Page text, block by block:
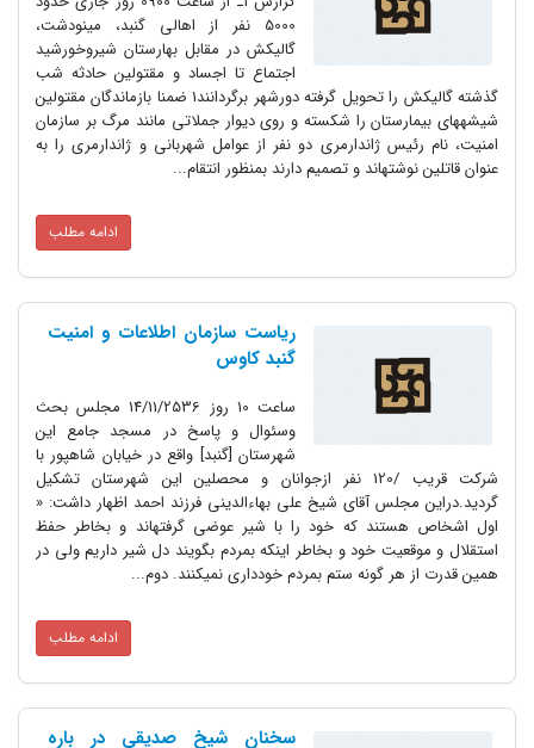
5000 نفر از اهالى گنبد، مینودشت،
گالیکش در مقابل بهارستان شیروخورشید
اجتماع تا اجساد و مقتولین حادثه شب
گذشته گالیکش را تحویل گرفته دورشهر برگردانند1 ضمنا بازماندگان مقتولین
شیشه‏هاى بیمارستان را شکسته و روى دیوار جملاتى مانند مرگ بر سازمان
امنیت، نام رئیس ژاندارمرى دو نفر از عوامل شهربانى و ژاندارمرى را به
عنوان قاتلین نوشته‏اند و تصمیم دارند بمنظور انتقام...
ادامه مطلب
ریاست سازمان اطلاعات و امنیت
گنبد کاوس
ساعت 10 روز 14/11/2536 مجلس بحث
وسئوال و پاسخ در مسجد جامع این
شهرستان [گنبد] واقع در خیابان شاهپور با
شرکت قریب /120 نفر ازجوانان و محصلین این شهرستان تشکیل
گردید.دراین مجلس آقاى شیخ على بهاءالدینى فرزند احمد اظهار داشت: «
اول اشخاص هستند که خود را با شیر عوضى گرفته‏اند و بخاطر حفظ
استقلال و موقعیت خود و بخاطر اینکه بمردم بگویند دل شیر داریم ولى در
همین قدرت از هر گونه ستم بمردم خوددارى نمیکنند. دوم...
ادامه مطلب
سخنان شیخ صدیقی در باره